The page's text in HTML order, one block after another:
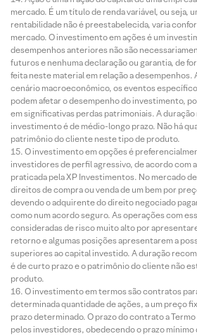
mercado. É um título de renda variável, ou seja,
rentabilidade não é preestabelecida, varia
mercado. O investimento em ações é um
desempenhos anteriores não são
futuros e nenhuma declaração ou garantia, de
feita neste material em relação a desempenhos.
cenário macroeconômico, os eventos
podem afetar o desempenho do investimento,
em significativas perdas patrimoniais. A duração
investimento é de médio-longo prazo. Não há
patrimônio do cliente neste tipo de produto.
O investimento em opções é
investidores de perfil agressivo, de acordo com
praticada pela XP Investimentos. No mercado
direitos de compra ou venda de um bem por
devendo o adquirente do direito negociado
como num acordo seguro. As operações com
consideradas de risco muito alto por
retorno e algumas posições apresentarem a
superiores ao capital investido. A duração
é de curto prazo e o patrimônio do cliente não
produto.
O investimento em termos são contratos
determinada quantidade de ações, a um preço
prazo determinado. O prazo do contrato a
pelos investidores, obedecendo o prazo mínimo